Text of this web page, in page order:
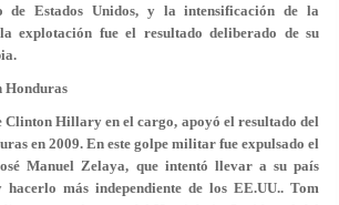
de Estados Unidos, y la intensificación de la
explotación fue el resultado deliberado de su
Honduras
Clinton Hillary en el cargo, apoyó el resultado del
en 2009. En este golpe militar fue expulsado el
Manuel Zelaya, que intentó llevar a su país
hacerlo más independiente de los EE.UU.. Tom